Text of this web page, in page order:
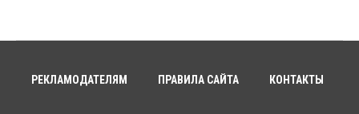
РЕКЛАМОДАТЕЛЯМ ПРАВИЛА САЙТА КОНТАКТЫ